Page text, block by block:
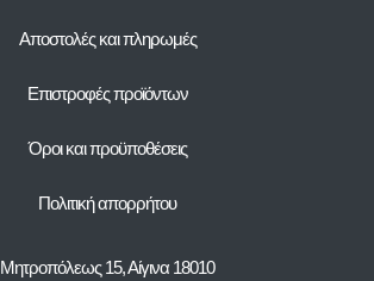
Αποστολές και πληρωμές
Επιστροφές προϊόντων
Όροι και προϋποθέσεις
Πολιτική απορρήτου
Μητροπόλεως 15, Αίγινα 18010